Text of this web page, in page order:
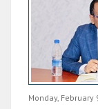
Monday, February